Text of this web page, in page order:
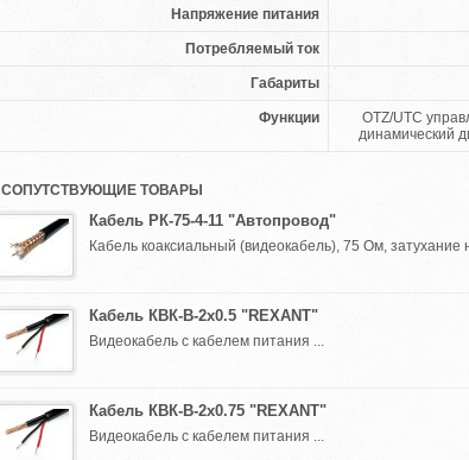
Напряжение питания
Потребляемый ток
Габариты
Функции
OTZ/UTC
динамический
СОПУТСТВУЮЩИЕ ТОВАРЫ
Кабель РК-75-4-11 "Автопровод"
Кабель коаксиальный (видеокабель), 75 Ом,
Кабель КВК-В-2х0.5 "REXANT"
Видеокабель с кабелем питания ...
Кабель КВК-В-2х0.75 "REXANT"
Видеокабель с кабелем питания ...